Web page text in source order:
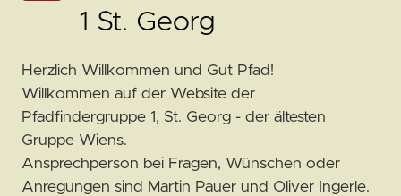
1 St. Georg
Herzlich Willkommen und Gut Pfad!
Willkommen auf der Website der
Pfadfindergruppe 1, St. Georg - der ältesten
Gruppe Wiens.
Ansprechperson bei Fragen, Wünschen oder
Anregungen sind Martin Pauer und Oliver Ingerle.